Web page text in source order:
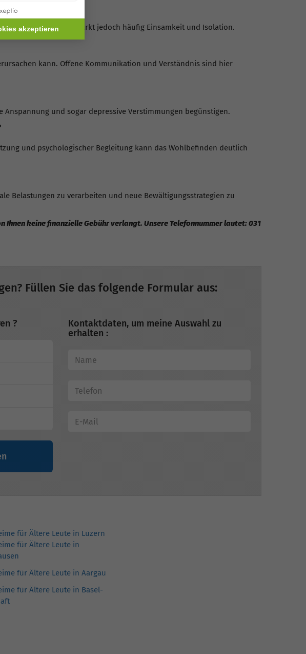
Dieser Rückzug verstärkt jedoch häufig Einsamkeit und Isolation.
kann. Offene Kommunikation und Verständnis sind hier
und sogar depressive Verstimmungen begünstigen.
und psychologischer Begleitung kann das Wohlbefinden deutlich
Belastungen zu verarbeiten und neue Bewältigungsstrategien zu
keine finanzielle Gebühr verlangt. Unsere Telefonnummer lautet: 031
Füllen Sie das folgende Formular aus:
?
Kontaktdaten, um meine Auswahl zu
erhalten :
für Ältere Leute in Luzern
für Ältere Leute in
für Ältere Leute in Aargau
für Ältere Leute in Basel-